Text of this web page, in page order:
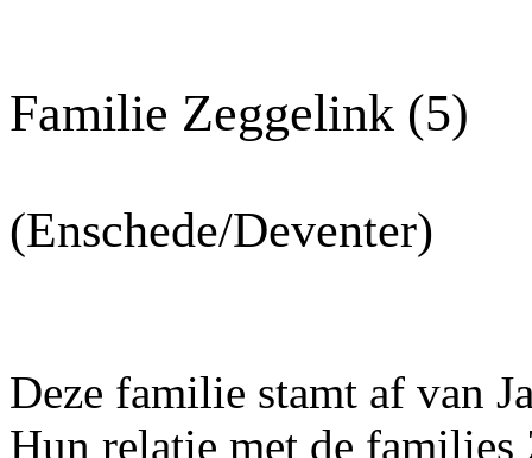
Familie Zeggelink (5)
(Enschede/Deventer)
Deze familie stamt af van
Hun relatie met de